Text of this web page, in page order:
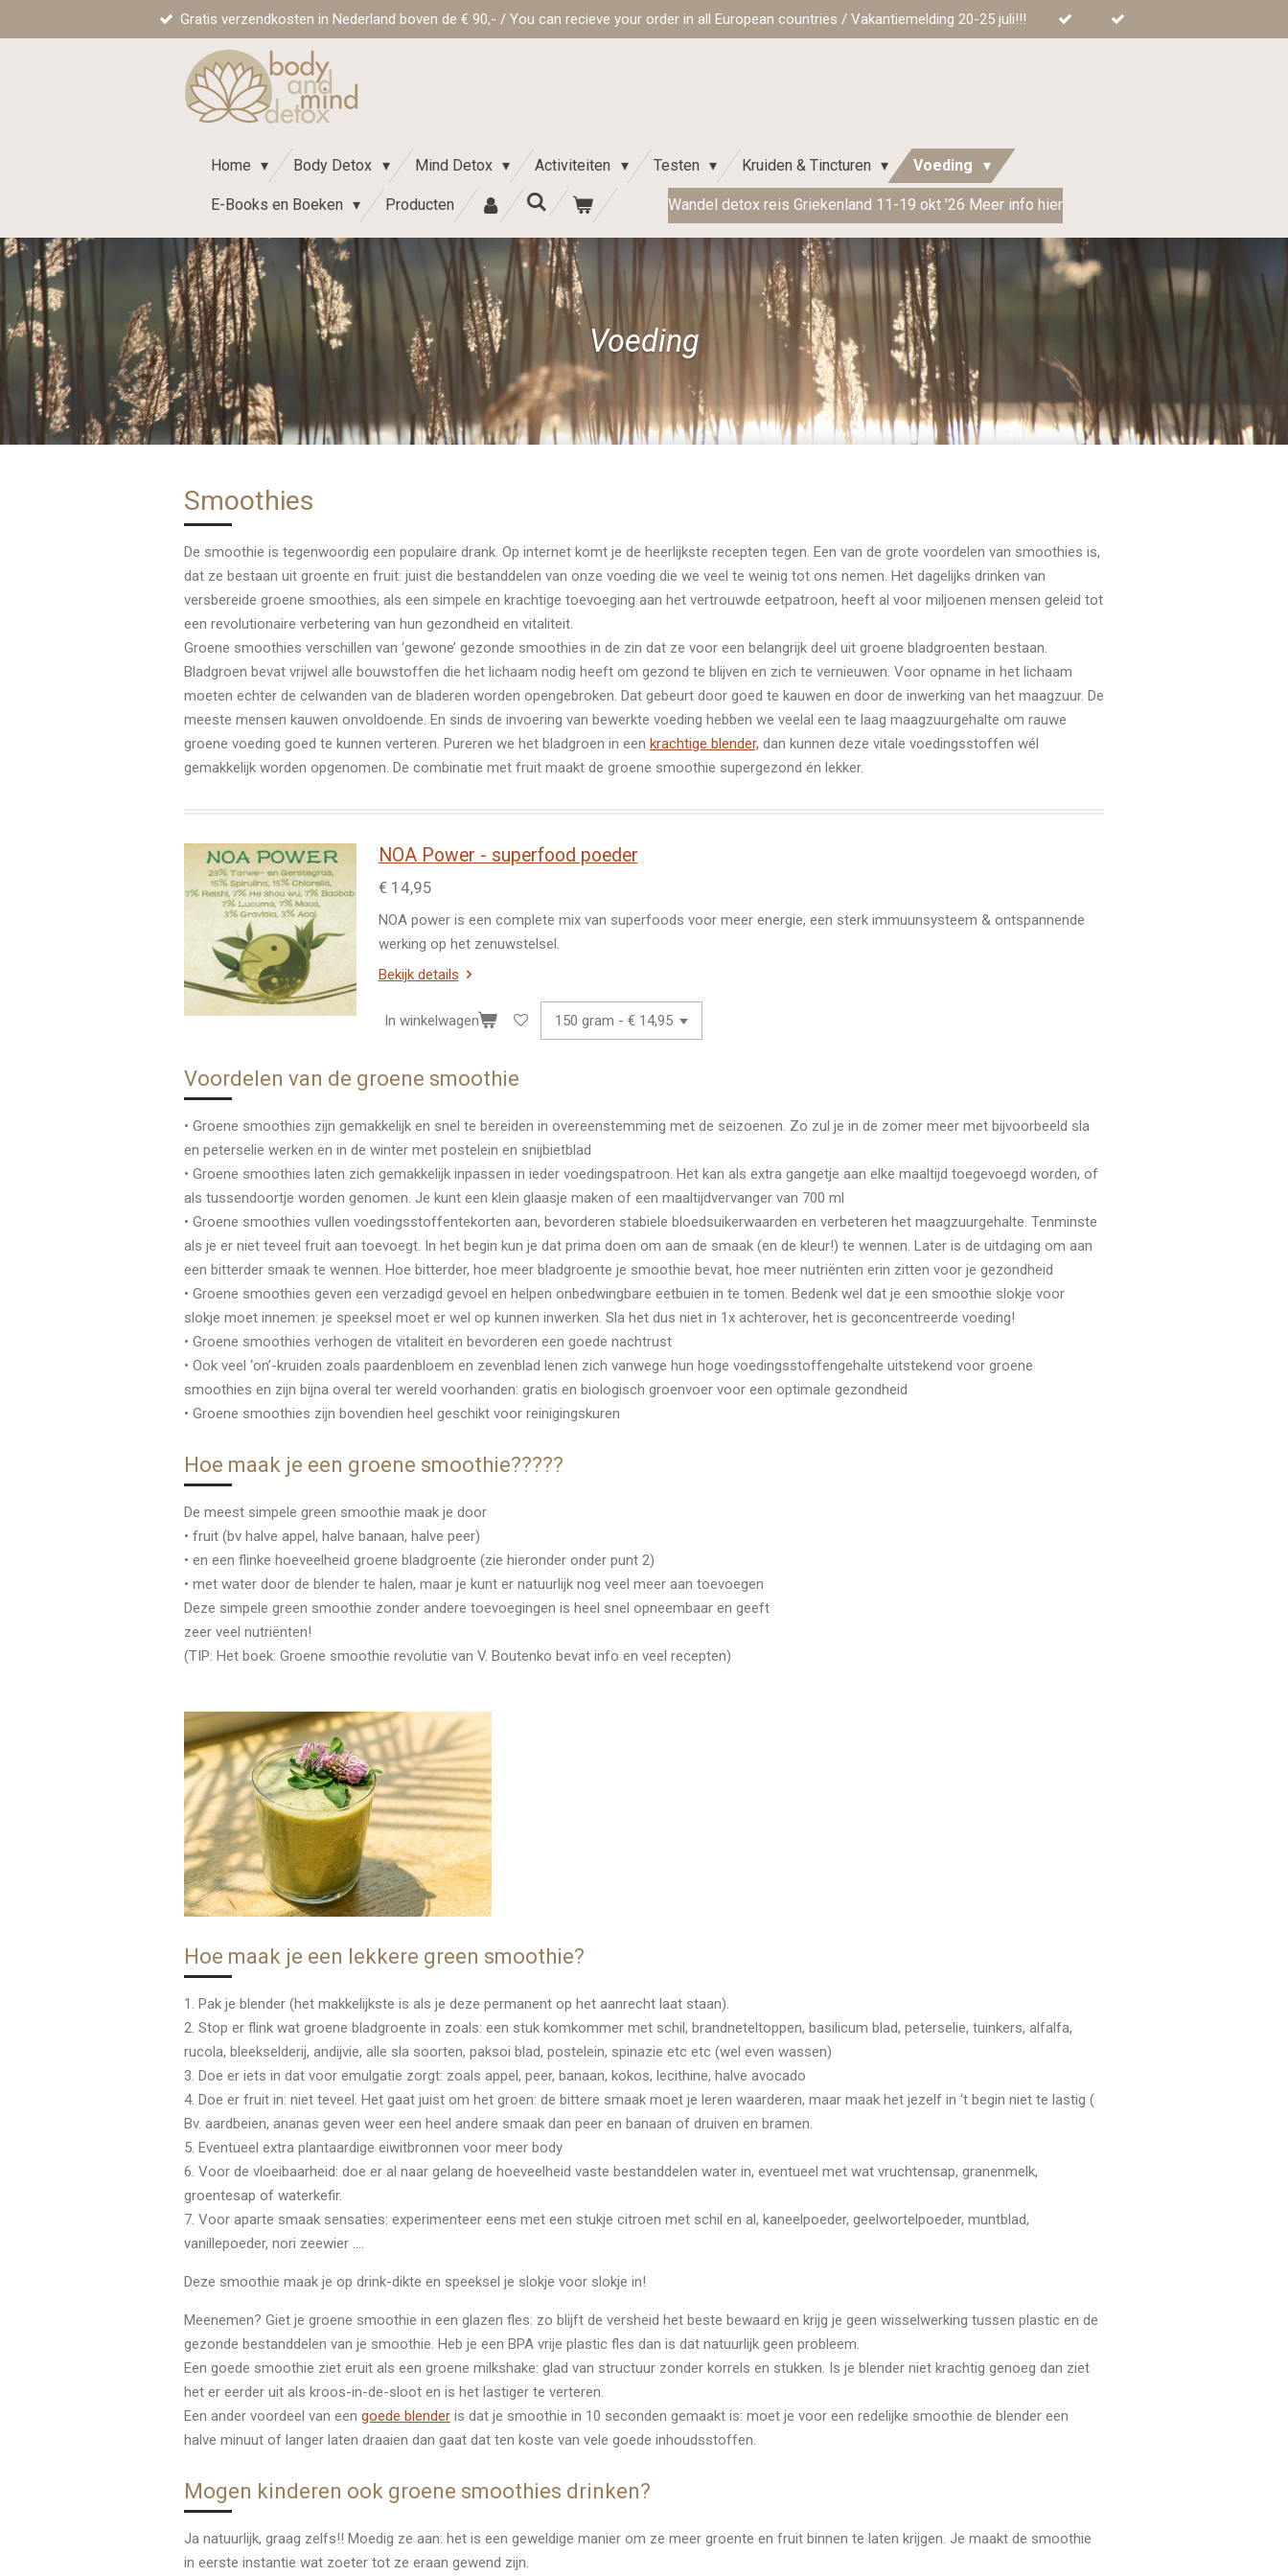
Gratis verzendkosten in Nederland boven de € 90,- / You can recieve your order in all European countries / Vakantiemelding 20-25 juli!!!
Home Body Detox Mind Detox Activiteiten Testen Kruiden & Tincturen Voeding
E-Books en Boeken Producten Wandel detox reis Griekenland 11-19 okt '26 Meer info hier
Voeding
Smoothies
De smoothie is tegenwoordig een populaire drank. Op internet komt je de heerlijkste recepten tegen. Een van de grote voordelen van smoothies is,
dat ze bestaan uit groente en fruit: juist die bestanddelen van onze voeding die we veel te weinig tot ons nemen. Het dagelijks drinken van
versbereide groene smoothies, als een simpele en krachtige toevoeging aan het vertrouwde eetpatroon, heeft al voor miljoenen mensen geleid tot
een revolutionaire verbetering van hun gezondheid en vitaliteit.
Groene smoothies verschillen van ‘gewone’ gezonde smoothies in de zin dat ze voor een belangrijk deel uit groene bladgroenten bestaan.
Bladgroen bevat vrijwel alle bouwstoffen die het lichaam nodig heeft om gezond te blijven en zich te vernieuwen. Voor opname in het lichaam
moeten echter de celwanden van de bladeren worden opengebroken. Dat gebeurt door goed te kauwen en door de inwerking van het maagzuur. De
meeste mensen kauwen onvoldoende. En sinds de invoering van bewerkte voeding hebben we veelal een te laag maagzuurgehalte om rauwe
groene voeding goed te kunnen verteren. Pureren we het bladgroen in een krachtige blender, dan kunnen deze vitale voedingsstoffen wél
gemakkelijk worden opgenomen. De combinatie met fruit maakt de groene smoothie supergezond én lekker.
NOA Power - superfood poeder
€ 14,95
NOA power is een complete mix van superfoods voor meer energie, een sterk immuunsysteem & ontspannende
werking op het zenuwstelsel.
Bekijk details
In winkelwagen
Voordelen van de groene smoothie
• Groene smoothies zijn gemakkelijk en snel te bereiden in overeenstemming met de seizoenen. Zo zul je in de zomer meer met bijvoorbeeld sla
en peterselie werken en in de winter met postelein en snijbietblad
• Groene smoothies laten zich gemakkelijk inpassen in ieder voedingspatroon. Het kan als extra gangetje aan elke maaltijd toegevoegd worden, of
als tussendoortje worden genomen. Je kunt een klein glaasje maken of een maaltijdvervanger van 700 ml
• Groene smoothies vullen voedingsstoffentekorten aan, bevorderen stabiele bloedsuikerwaarden en verbeteren het maagzuurgehalte. Tenminste
als je er niet teveel fruit aan toevoegt. In het begin kun je dat prima doen om aan de smaak (en de kleur!) te wennen. Later is de uitdaging om aan
een bitterder smaak te wennen. Hoe bitterder, hoe meer bladgroente je smoothie bevat, hoe meer nutriënten erin zitten voor je gezondheid
• Groene smoothies geven een verzadigd gevoel en helpen onbedwingbare eetbuien in te tomen. Bedenk wel dat je een smoothie slokje voor
slokje moet innemen: je speeksel moet er wel op kunnen inwerken. Sla het dus niet in 1x achterover, het is geconcentreerde voeding!
• Groene smoothies verhogen de vitaliteit en bevorderen een goede nachtrust
• Ook veel ‘on’-kruiden zoals paardenbloem en zevenblad lenen zich vanwege hun hoge voedingsstoffengehalte uitstekend voor groene
smoothies en zijn bijna overal ter wereld voorhanden: gratis en biologisch groenvoer voor een optimale gezondheid
• Groene smoothies zijn bovendien heel geschikt voor reinigingskuren
Hoe maak je een groene smoothie?????
De meest simpele green smoothie maak je door
• fruit (bv halve appel, halve banaan, halve peer)
• en een flinke hoeveelheid groene bladgroente (zie hieronder onder punt 2)
• met water door de blender te halen, maar je kunt er natuurlijk nog veel meer aan toevoegen
Deze simpele green smoothie zonder andere toevoegingen is heel snel opneembaar en geeft
zeer veel nutriënten!
(TIP: Het boek: Groene smoothie revolutie van V. Boutenko bevat info en veel recepten)
Hoe maak je een lekkere green smoothie?
1. Pak je blender (het makkelijkste is als je deze permanent op het aanrecht laat staan).
2. Stop er flink wat groene bladgroente in zoals: een stuk komkommer met schil, brandneteltoppen, basilicum blad, peterselie, tuinkers, alfalfa,
rucola, bleekselderij, andijvie, alle sla soorten, paksoi blad, postelein, spinazie etc etc (wel even wassen)
3. Doe er iets in dat voor emulgatie zorgt: zoals appel, peer, banaan, kokos, lecithine, halve avocado
4. Doe er fruit in: niet teveel. Het gaat juist om het groen: de bittere smaak moet je leren waarderen, maar maak het jezelf in ‘t begin niet te lastig (
Bv. aardbeien, ananas geven weer een heel andere smaak dan peer en banaan of druiven en bramen.
5. Eventueel extra plantaardige eiwitbronnen voor meer body
6. Voor de vloeibaarheid: doe er al naar gelang de hoeveelheid vaste bestanddelen water in, eventueel met wat vruchtensap, granenmelk,
groentesap of waterkefir.
7. Voor aparte smaak sensaties: experimenteer eens met een stukje citroen met schil en al, kaneelpoeder, geelwortelpoeder, muntblad,
vanillepoeder, nori zeewier ….
Deze smoothie maak je op drink-dikte en speeksel je slokje voor slokje in!
Meenemen? Giet je groene smoothie in een glazen fles: zo blijft de versheid het beste bewaard en krijg je geen wisselwerking tussen plastic en de
gezonde bestanddelen van je smoothie. Heb je een BPA vrije plastic fles dan is dat natuurlijk geen probleem.
Een goede smoothie ziet eruit als een groene milkshake: glad van structuur zonder korrels en stukken. Is je blender niet krachtig genoeg dan ziet
het er eerder uit als kroos-in-de-sloot en is het lastiger te verteren.
Een ander voordeel van een goede blender is dat je smoothie in 10 seconden gemaakt is: moet je voor een redelijke smoothie de blender een
halve minuut of langer laten draaien dan gaat dat ten koste van vele goede inhoudsstoffen.
Mogen kinderen ook groene smoothies drinken?
Ja natuurlijk, graag zelfs!! Moedig ze aan: het is een geweldige manier om ze meer groente en fruit binnen te laten krijgen. Je maakt de smoothie
in eerste instantie wat zoeter tot ze eraan gewend zijn.